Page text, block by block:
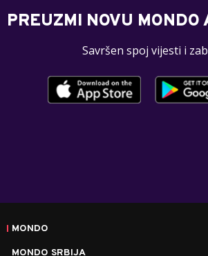
PREUZMI NOVU
Savršen spoj vijesti i
MONDO
MONDO SRBIJA